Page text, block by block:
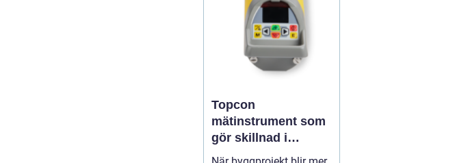
Topcon
mätinstrument som
gör skillnad i
vardagen